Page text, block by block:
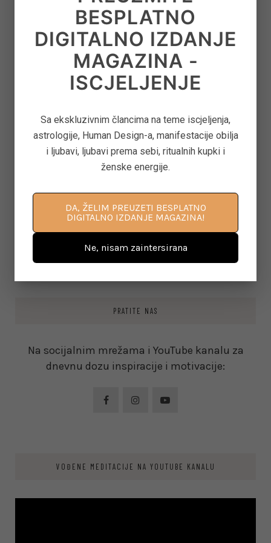
‘CONTROL FREAK’ – KAKO OTPUSTITI
OPSESIVNU POTREBU ZA KONTROLOM
on June 12, 2026
ASTEROID JUNO U ASTROLOGIJI – ARHETIP
KRALJICE, BRAKA I MOĆI U ODNOSIMA
June 11, 2026
KAKO PONOVNO PROBUDITI KREATIVNOST
KROZ POKRET, DAH I SVJESNU PRISUTNOST
on June 8, 2026
PRATITE NAS
Na socijalnim mrežama i YouTube kanalu za
dnevnu dozu inspiracije i motivacije:
VOĐENE MEDITACIJE NA YOUTUBE KANALU
BESPLATNO
DIGITALNO IZDANJE
MAGAZINA -
ISCJELJENJE
Sa ekskluzivnim člancima na teme iscjeljenja,
astrologije, Human Design-a, manifestacije obilja
i ljubavi, ljubavi prema sebi, ritualnih kupki i
ženske energije.
DA, ŽELIM PREUZETI BESPLATNO
DIGITALNO IZDANJE MAGAZINA!
Ne, nisam zaintersirana